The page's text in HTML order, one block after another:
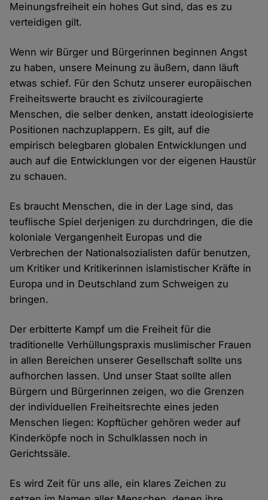
Meinungsfreiheit ein hohes Gut sind, das es zu
verteidigen gilt.
Wenn wir Bürger und Bürgerinnen beginnen Angst
zu haben, unsere Meinung zu äußern, dann läuft
etwas schief. Für den Schutz unserer europäischen
Freiheitswerte braucht es zivilcouragierte
Menschen, die selber denken, anstatt ideologisierte
Positionen nachzuplappern. Es gilt, auf die
empirisch belegbaren globalen Entwicklungen und
auch auf die Entwicklungen vor der eigenen Haustür
zu schauen.
Es braucht Menschen, die in der Lage sind, das
teuflische Spiel derjenigen zu durchdringen, die die
koloniale Vergangenheit Europas und die
Verbrechen der Nationalsozialisten dafür benutzen,
um Kritiker und Kritikerinnen islamistischer Kräfte in
Europa und in Deutschland zum Schweigen zu
bringen.
Der erbitterte Kampf um die Freiheit für die
traditionelle Verhüllungspraxis muslimischer Frauen
in allen Bereichen unserer Gesellschaft sollte uns
aufhorchen lassen. Und unser Staat sollte allen
Bürgern und Bürgerinnen zeigen, wo die Grenzen
der individuellen Freiheitsrechte eines jeden
Menschen liegen: Kopftücher gehören weder auf
Kinderköpfe noch in Schulklassen noch in
Gerichtssäle.
Es wird Zeit für uns alle, ein klares Zeichen zu